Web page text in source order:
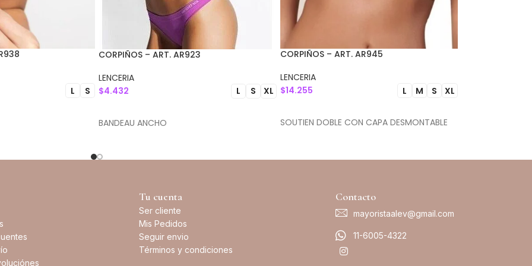
L S
CORPIÑOS – ART. AR923
LENCERIA
$4.432 L S XL
BANDEAU ANCHO
CORPIÑOS – ART. AR945
LENCERIA
$14.255 L M S XL
SOUTIEN DOBLE CON CAPA DESMONTABLE
Tu cuenta
Ser cliente
Mis Pedidos
Seguir envio
Términos y condiciones
Contacto
mayoristaalev@gmail.com
11-6005-4322